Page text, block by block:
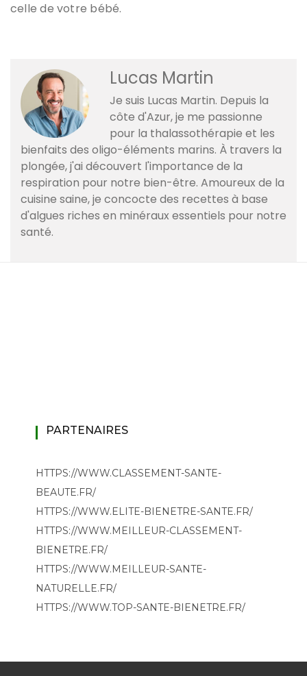
celle de votre bébé.
Lucas Martin
Je suis Lucas Martin. Depuis la
côte d'Azur, je me passionne
pour la thalassothérapie et les
bienfaits des oligo-éléments marins. À travers la
plongée, j'ai découvert l'importance de la
respiration pour notre bien-être. Amoureux de la
cuisine saine, je concocte des recettes à base
d'algues riches en minéraux essentiels pour notre
santé.
PARTENAIRES
HTTPS://WWW.CLASSEMENT-SANTE-
BEAUTE.FR/
HTTPS://WWW.ELITE-BIENETRE-SANTE.FR/
HTTPS://WWW.MEILLEUR-CLASSEMENT-
BIENETRE.FR/
HTTPS://WWW.MEILLEUR-SANTE-
NATURELLE.FR/
HTTPS://WWW.TOP-SANTE-BIENETRE.FR/